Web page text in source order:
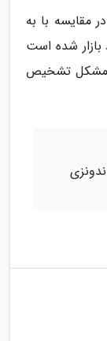
که در مقایسه با به
وارد بازار شده است
مشکل تشخیص